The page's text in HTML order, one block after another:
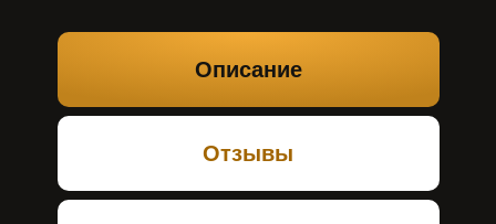
Описание
Отзывы